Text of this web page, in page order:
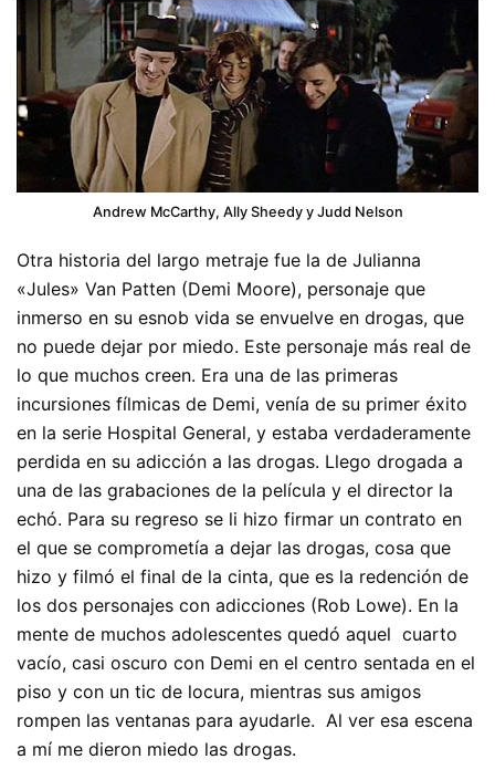
Andrew McCarthy, Ally Sheedy y Judd Nelson
Otra historia del largo metraje fue la de Julianna
«Jules» Van Patten (Demi Moore), personaje que
inmerso en su esnob vida se envuelve en drogas, que
no puede dejar por miedo. Este personaje más real de
lo que muchos creen. Era una de las primeras
incursiones fílmicas de Demi, venía de su primer éxito
en la serie Hospital General, y estaba verdaderamente
perdida en su adicción a las drogas. Llego drogada a
una de las grabaciones de la película y el director la
echó. Para su regreso se li hizo firmar un contrato en
el que se comprometía a dejar las drogas, cosa que
hizo y filmó el final de la cinta, que es la redención de
los dos personajes con adicciones (Rob Lowe). En la
mente de muchos adolescentes quedó aquel cuarto
vacío, casi oscuro con Demi en el centro sentada en el
piso y con un tic de locura, mientras sus amigos
rompen las ventanas para ayudarle. Al ver esa escena
a mí me dieron miedo las drogas.